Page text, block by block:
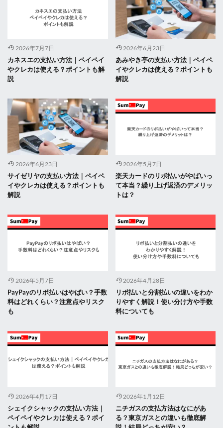
2026年7月7日
カネスエの支払い方法｜ペイペイ
やクレカは使える？ポイントも解
説
2026年6月23日
あみやき亭の支払い方法｜ペイペ
イやクレカは使える？ポイントも
解説
2026年6月23日
サイゼリヤの支払い方法｜ペイペ
イやクレカは使える？ポイントも
解説
2026年5月7日
楽天カードのリボ払いがやばいっ
て本当？繰り上げ返済のデメリッ
トは？
2026年5月7日
PayPayのリボ払いはやばい？手数
料はどれくらい？注意点やリスク
も
2026年4月28日
リボ払いと分割払いの違いをわか
りやすく解説！使い分け方や手数
料についても
2026年4月17日
シェイクシャックの支払い方法｜
ペイペイやクレカは使える？ポイ
2026年1月12日
ニチガスの支払方法はなにがあ
る？東京ガスとの違いも徹底解